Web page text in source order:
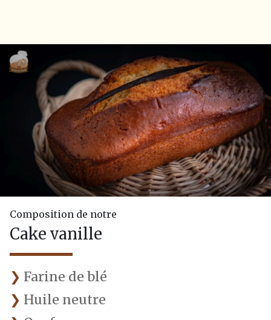
Composition de notre
Cake vanille
Farine de blé
Huile neutre